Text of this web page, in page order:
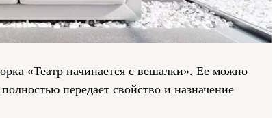
«Театр начинается с вешалки». Ее можно
передает свойство и назначение